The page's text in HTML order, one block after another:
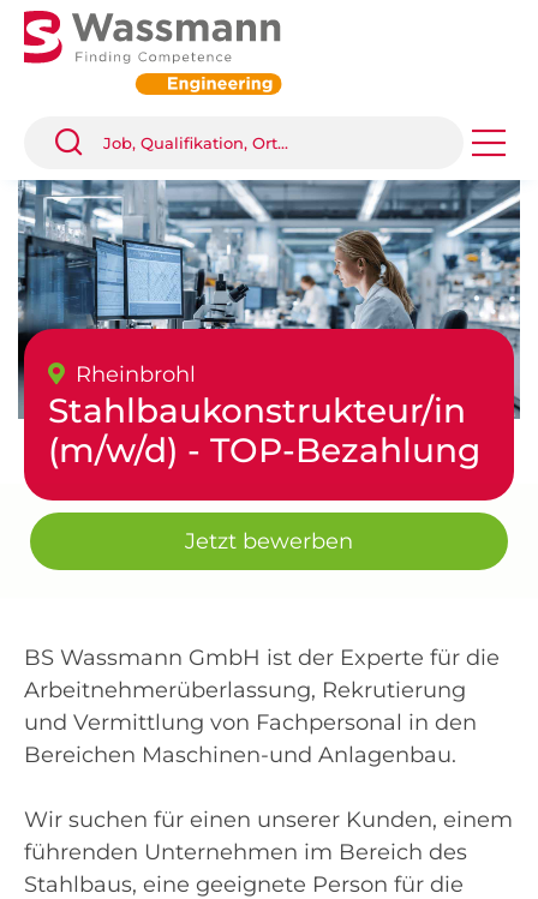
Rheinbrohl
Stahlbaukonstrukteur/in
(m/w/d) - TOP-Bezahlung
Jetzt bewerben
BS Wassmann GmbH ist der Experte für die
Arbeitnehmerüberlassung, Rekrutierung
und Vermittlung von Fachpersonal in den
Bereichen Maschinen-und Anlagenbau.
Wir suchen für einen unserer Kunden, einem
führenden Unternehmen im Bereich des
Stahlbaus, eine geeignete Person für die